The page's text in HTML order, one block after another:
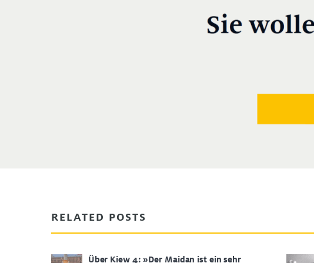
RELATED POSTS
Über Kiew 4: »Der Maidan ist ein sehr